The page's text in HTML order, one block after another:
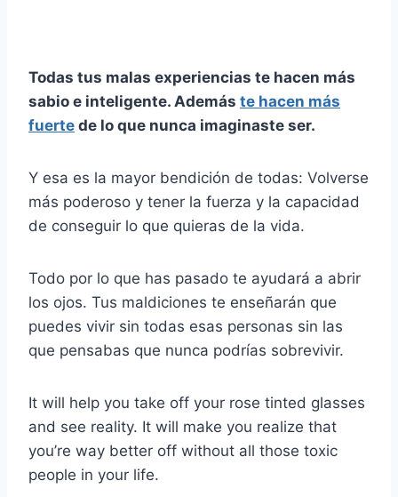
Todas tus malas experiencias te hacen más
sabio e inteligente. Además te hacen más
fuerte de lo que nunca imaginaste ser.
Y esa es la mayor bendición de todas: Volverse
más poderoso y tener la fuerza y la capacidad
de conseguir lo que quieras de la vida.
Todo por lo que has pasado te ayudará a abrir
los ojos. Tus maldiciones te enseñarán que
puedes vivir sin todas esas personas sin las
que pensabas que nunca podrías sobrevivir.
It will help you take off your rose tinted glasses
and see reality. It will make you realize that
you’re way better off without all those toxic
people in your life.